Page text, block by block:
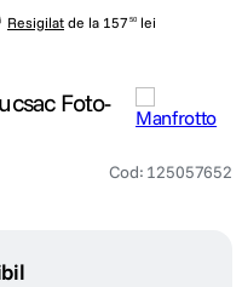
Resigilat de la 157 50 lei
Foto-
Cod: 125057652